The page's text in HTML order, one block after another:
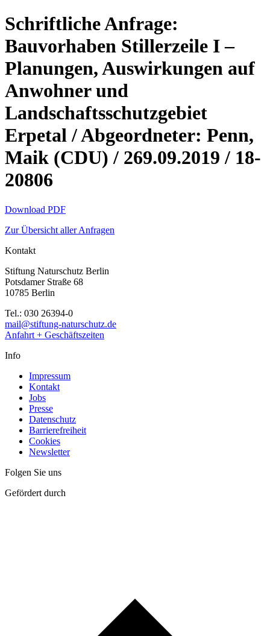
Schriftliche Anfrage:
Bauvorhaben Stillerzeile I –
Planungen, Auswirkungen auf
Anwohner und
Landschaftsschutzgebiet
Erpetal / Abgeordneter: Penn,
Maik (CDU) / 269.09.2019 / 18-
20806
Download PDF
Zur Übersicht aller Anfragen
Kontakt
Stiftung Naturschutz Berlin
Potsdamer Straße 68
10785 Berlin
Tel.: 030 26394-0
mail@stiftung-naturschutz.de
Anfahrt + Geschäftszeiten
Info
Impressum
Kontakt
Jobs
Presse
Datenschutz
Barrierefreiheit
Cookies
Newsletter
Folgen Sie uns
Gefördert durch